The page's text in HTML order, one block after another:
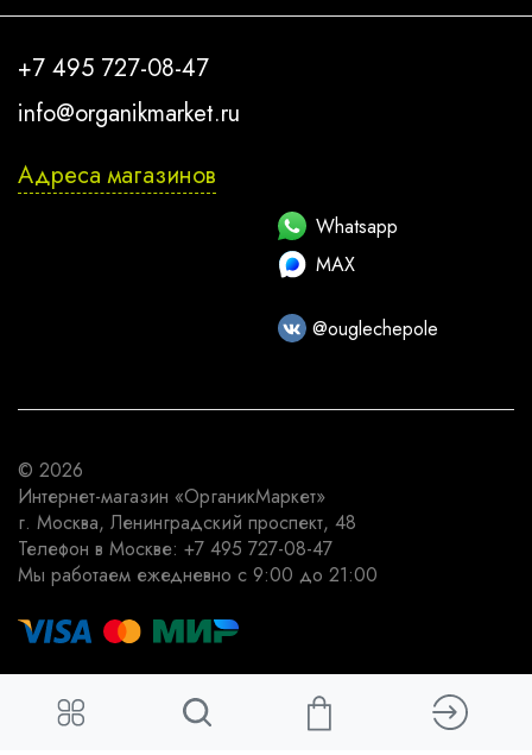
+7 495 727-08-47
info@organikmarket.ru
Адреса магазинов
Whatsapp
MAX
@ouglechepole
© 2026
Интернет-магазин «ОрганикМаркет»
г. Москва, Ленинградский проспект, 48
Телефон в Москве: +7 495 727-08-47
Мы работаем ежедневно с 9:00 до 21:00